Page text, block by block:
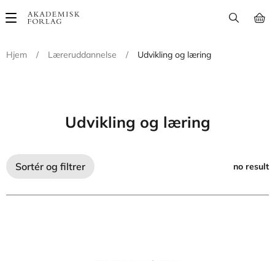
Main
Hjem
/ Læreruddannelse / Udvikling og læring
Udvikling og læring
Sortér og filtrer no result